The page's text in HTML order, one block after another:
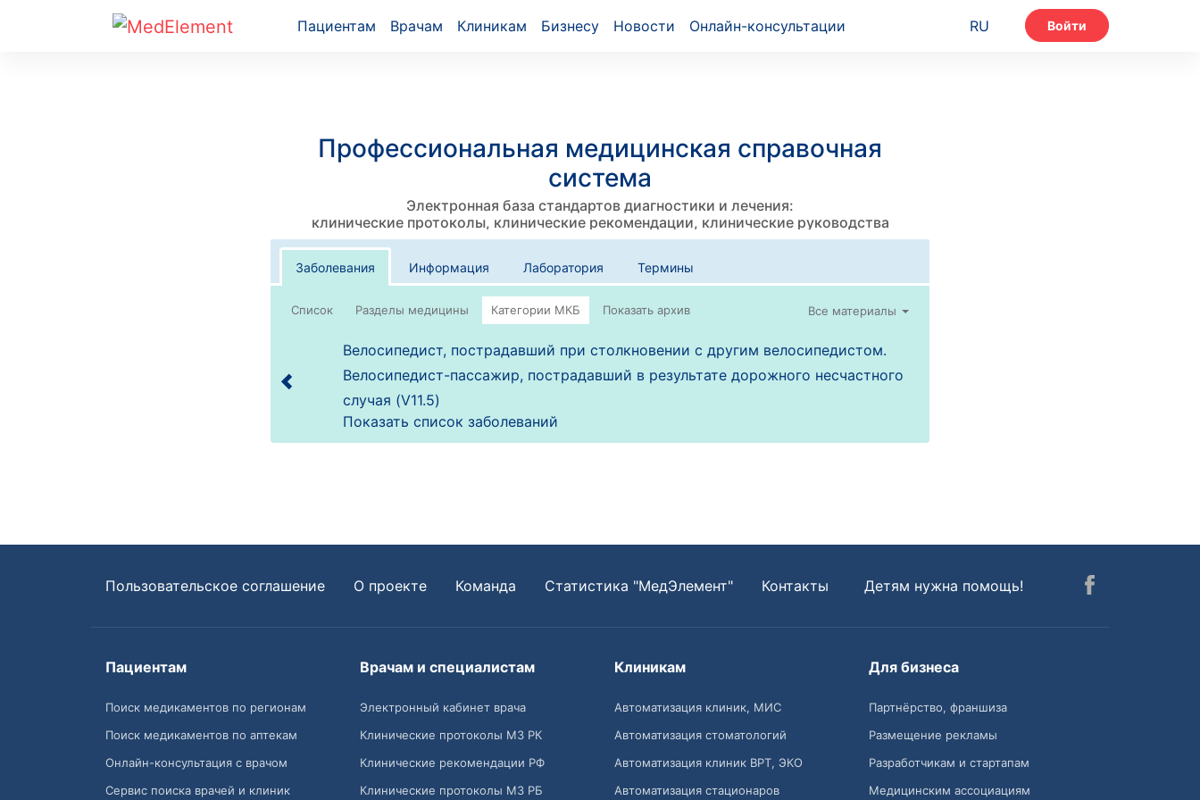
Пациентам Врачам Клиникам Бизнесу Новости Онлайн-консультации RU Войти
Профессиональная медицинская справочная
система
Электронная база стандартов диагностики и лечения:
клинические протоколы, клинические рекомендации, клинические руководства
Заболевания Информация Лаборатория Термины
Список Все материалы
Велосипедист, пострадавший при столкновении с другим велосипедистом.
Велосипедист-пассажир, пострадавший в результате дорожного несчастного
случая (V11.5)
Показать список заболеваний
Пользовательское соглашение О проекте Команда Статистика "МедЭлемент" Контакты Детям нужна помощь!
Пациентам
Поиск медикаментов по регионам
Поиск медикаментов по аптекам
Онлайн-консультация с врачом
Сервис поиска врачей и клиник
Врачам и специалистам
Электронный кабинет врача
Клинические протоколы МЗ РК
Клинические рекомендации РФ
Клинические протоколы МЗ РБ
Клиникам
Автоматизация клиник, МИС
Автоматизация стоматологий
Автоматизация клиник ВРТ, ЭКО
Автоматизация стационаров
Для бизнеса
Партнёрство, франшиза
Размещение рекламы
Разработчикам и стартапам
Медицинским ассоциациям